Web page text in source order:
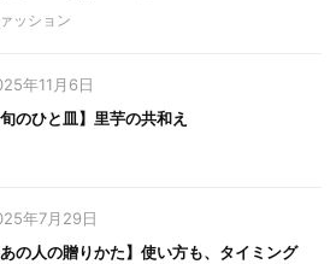
ッション
年11月6日
旬のひと皿】里芋の共和え
年7月29日
あの人の贈りかた】使い方も、タイミング